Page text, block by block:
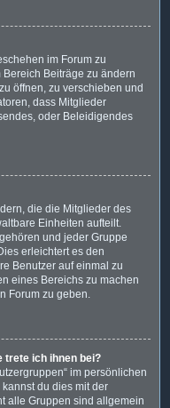
im Forum zu
Beiträge zu ändern
öffnen, zu verschieben und
dass Mitglieder
oder Beleidigendes
die die Mitglieder des
Einheiten aufteilt.
und jeder Gruppe
erleichtert es den
Benutzer auf einmal zu
eines Bereichs zu machen
Forum zu geben.
trete ich ihnen bei?
im persönlichen
du dies mit der
alle Gruppen sind allgemein